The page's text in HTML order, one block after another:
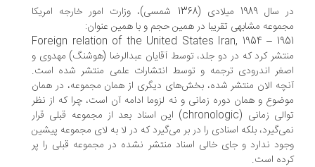
در سال 1989 میلادی (1368 شمسی)، وزارت امور خارجه امریکا
مشابهی تقریبا در همین حجم و با همین عنوان:
Foreign relation of the United States Iran, 1954 –
کرد که در دو جلد، توسط آقایان عبدالرضا (هوشنگ) مهدوی و
اندرودی ترجمه و توسط انتشارات علمی منتشر شده است.
الان منتشر شده، بخش‌های دیگری از همان مجموعه، در همان
و همان دوره زمانی و نه لزوما ادامه آن است، چرا که از نظر
توالی زمانی (chronologic) این اسناد بعد از مجموعه قبلی قرار
بلکه اسنادی را در بر می‌گیرد که در لا به لای مجموعه پیشین
ندارد و جای خالی اسناد منتشر نشده در مجموعه قبلی را پر
است.